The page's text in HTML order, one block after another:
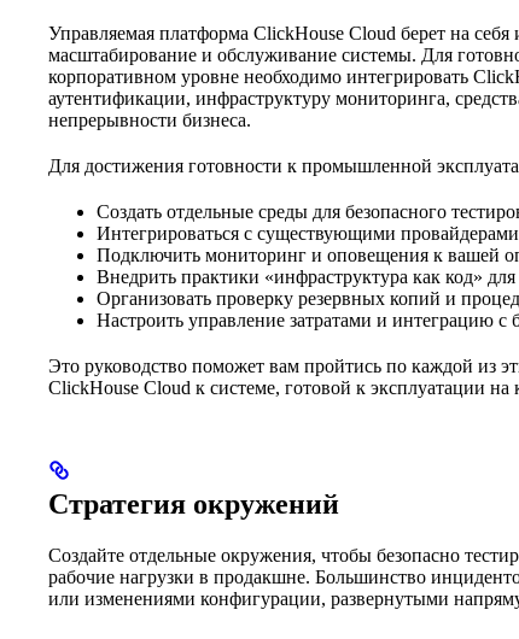
Управляемая платформа ClickHouse Cloud берет на
масштабирование и обслуживание системы. Для
корпоративном уровне необходимо интегрировать
аутентификации, инфраструктуру мониторинга,
непрерывности бизнеса.
Для достижения готовности к промышленной
Создать отдельные среды для безопасного
Интегрироваться с существующими
Подключить мониторинг и оповещения к вашей
Внедрить практики «инфраструктура как код»
Организовать проверку резервных копий и
Настроить управление затратами и интеграцию с
Это руководство поможет вам пройтись по каждой из
ClickHouse Cloud к системе, готовой к эксплуатации на
Стратегия окружений
Создайте отдельные окружения, чтобы безопасно
рабочие нагрузки в продакшне. Большинство
или изменениями конфигурации, развернутыми